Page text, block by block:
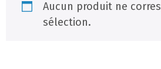
Aucun produit ne
sélection.